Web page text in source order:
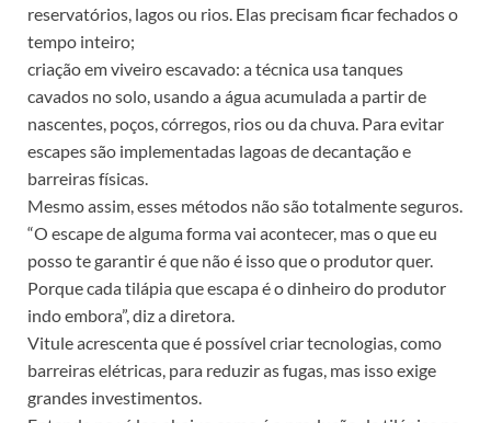
reservatórios, lagos ou rios. Elas precisam ficar fechados o
tempo inteiro;
criação em viveiro escavado: a técnica usa tanques
cavados no solo, usando a água acumulada a partir de
nascentes, poços, córregos, rios ou da chuva. Para evitar
escapes são implementadas lagoas de decantação e
barreiras físicas.
Mesmo assim, esses métodos não são totalmente seguros.
“O escape de alguma forma vai acontecer, mas o que eu
posso te garantir é que não é isso que o produtor quer.
Porque cada tilápia que escapa é o dinheiro do produtor
indo embora”, diz a diretora.
Vitule acrescenta que é possível criar tecnologias, como
barreiras elétricas, para reduzir as fugas, mas isso exige
grandes investimentos.